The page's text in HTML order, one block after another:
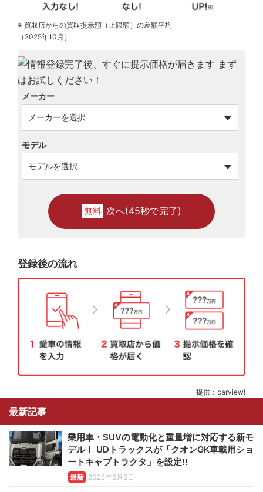
※ 買取店からの買取提示額（上限額）の差額平均
（2025年10月）
メーカー
モデル
無料 次へ(45秒で完了)
登録後の流れ
提供：carview!
最新記事
乗用車・SUVの電動化と重量増に対応する新モ
デル！ UDトラックスが「クオンGK車載用ショ
ートキャブトラクタ」を設定!!
最新 2025年6月6日